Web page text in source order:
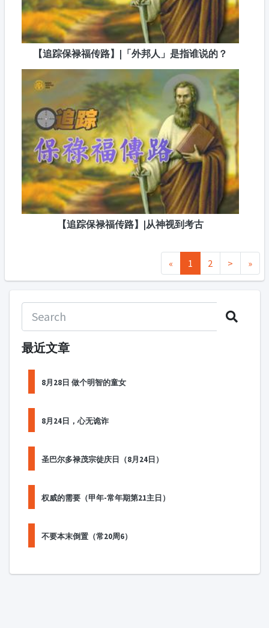
【追踪保禄福传路】|「外邦人」是指谁说的？
【追踪保禄福传路】|从神视到考古
« 1 2 > »
最近文章
8月28日 做个明智的童女
8月24日，心无诡诈
圣巴尔多禄茂宗徒庆日（8月24日）
权威的需要（甲年-常年期第21主日）
不要本末倒置（常20周6）